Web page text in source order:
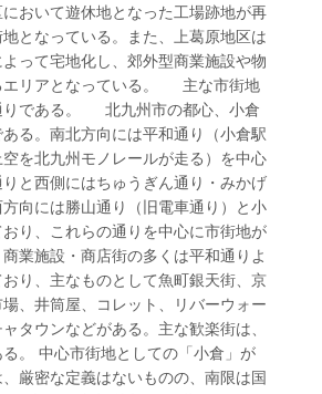
おいて遊休地となった工場跡地が再
となっている。また、上葛原地区は
って宅地化し、郊外型商業施設や物
エリアとなっている。 主な市街地
りである。 北九州市の都心、小倉
る。南北方向には平和通り（小倉駅
を北九州モノレールが走る）を中心
と西側にはちゅうぎん通り・みかげ
向には勝山通り（旧電車通り）と小
り、これらの通りを中心に市街地が
業施設・商店街の多くは平和通りよ
おり、主なものとして魚町銀天街、京
、井筒屋、コレット、リバーウォー
タウンなどがある。主な歓楽街は、
。 中心市街地としての「小倉」が
厳密な定義はないものの、南限は国